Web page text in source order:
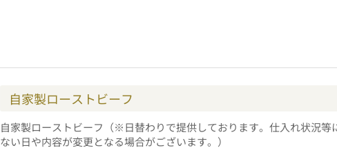
自家製ローストビーフ
自家製ローストビーフ （※日替わりで提供しております。仕入れ状況等
ない日や内容が変更となる場合がございます。）